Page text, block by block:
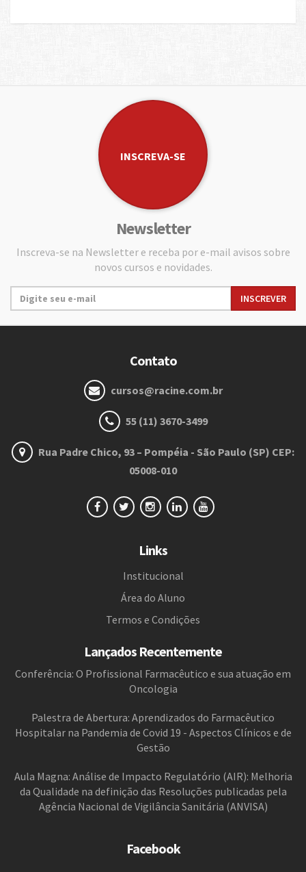
INSCREVA-SE
Newsletter
Inscreva-se na Newsletter e receba por e-mail avisos sobre
novos cursos e novidades.
Contato
cursos@racine.com.br
55 (11) 3670-3499
Rua Padre Chico, 93 – Pompéia - São Paulo (SP) CEP:
05008-010
Links
Institucional
Área do Aluno
Termos e Condições
Lançados Recentemente
Conferência: O Profissional Farmacêutico e sua atuação em
Oncologia
Palestra de Abertura: Aprendizados do Farmacêutico
Hospitalar na Pandemia de Covid 19 - Aspectos Clínicos e de
Gestão
Aula Magna: Análise de Impacto Regulatório (AIR): Melhoria
da Qualidade na definição das Resoluções publicadas pela
Agência Nacional de Vigilância Sanitária (ANVISA)
Facebook